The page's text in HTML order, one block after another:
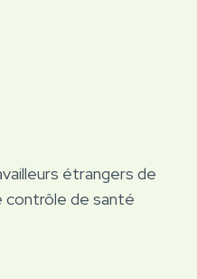
étrangers de
contrôle de santé